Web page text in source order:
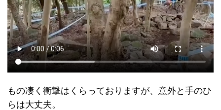
もの凄く衝撃はくらっておりますが、意外と手のひ
らは大丈夫。